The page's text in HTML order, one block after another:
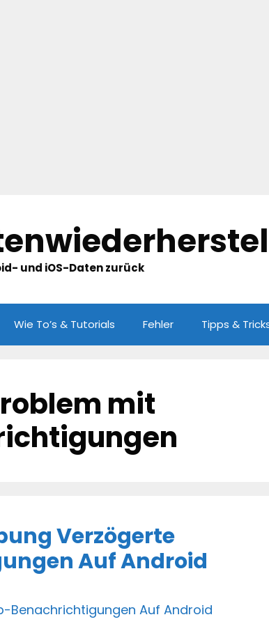
und iOS-Daten zurück
Wie To’s & Tutorials Fehler Tipps &
mit
Verzögerte
Auf Android